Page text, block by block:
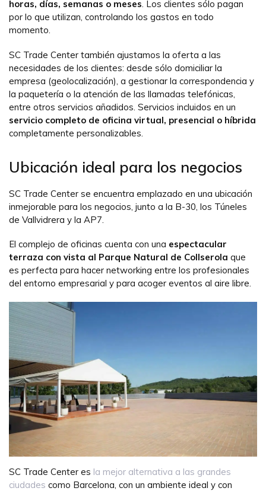
horas, días, semanas o meses. Los clientes sólo pagan
por lo que utilizan, controlando los gastos en todo
momento.
SC Trade Center también ajustamos la oferta a las
necesidades de los clientes: desde sólo domiciliar la
empresa (geolocalización), a gestionar la correspondencia y
la paquetería o la atención de las llamadas telefónicas,
entre otros servicios añadidos. Servicios incluidos en un
servicio completo de oficina virtual, presencial o híbrida
completamente personalizables.
Ubicación ideal para los negocios
SC Trade Center se encuentra emplazado en una ubicación
inmejorable para los negocios, junto a la B-30, los Túneles
de Vallvidrera y la AP7.
El complejo de oficinas cuenta con una espectacular
terraza con vista al Parque Natural de Collserola que
es perfecta para hacer networking entre los profesionales
del entorno empresarial y para acoger eventos al aire libre.
SC Trade Center es la mejor alternativa a las grandes
ciudades como Barcelona, con un ambiente ideal y con